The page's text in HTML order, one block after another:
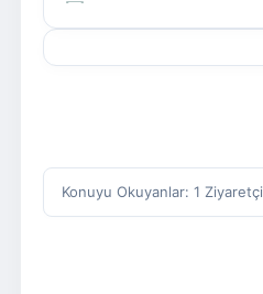
Konuyu Okuyanlar: 1 Ziyaretçi